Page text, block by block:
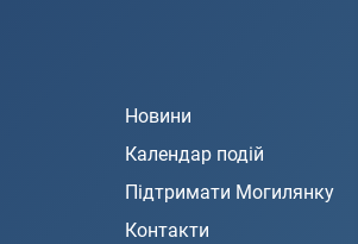
Новини
Календар подій
Підтримати Могилянку
Контакти